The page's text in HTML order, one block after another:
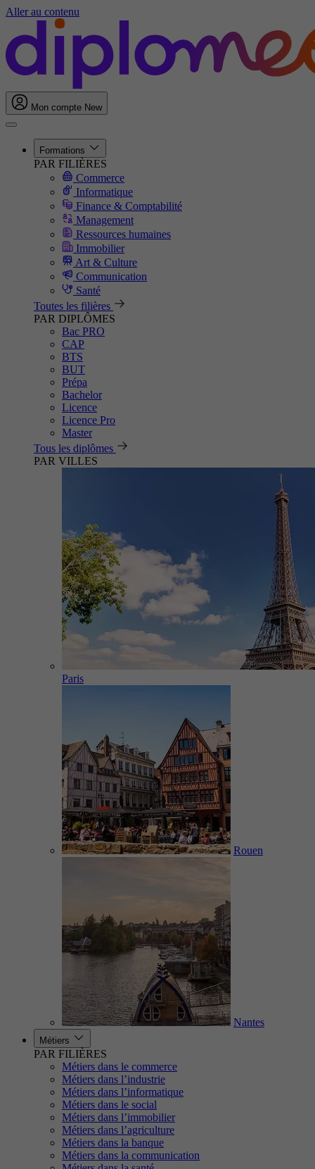
Aller au contenu
Mon compte New
Formations
PAR FILIÈRES
Commerce
Informatique
Finance & Comptabilité
Management
Ressources humaines
Immobilier
Art & Culture
Communication
Santé
Toutes les filières
PAR DIPLÔMES
Bac PRO
CAP
BTS
BUT
Prépa
Bachelor
Licence
Licence Pro
Master
Tous les diplômes
PAR VILLES
Paris
Rouen
Nantes
Métiers
PAR FILIÈRES
Métiers dans le commerce
Métiers dans l’industrie
Métiers dans l’informatique
Métiers dans le social
Métiers dans l’immobilier
Métiers dans l’agriculture
Métiers dans la banque
Métiers dans la communication